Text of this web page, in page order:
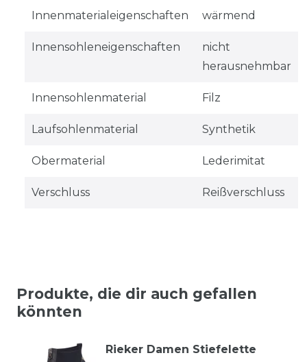
Innenmaterialeigenschaften wärmend
Innensohleneigenschaften
nicht
herausnehmbar
Innensohlenmaterial Filz
Laufsohlenmaterial Synthetik
Obermaterial Lederimitat
Verschluss Reißverschluss
Produkte, die dir auch gefallen
könnten
Rieker Damen Stiefelette